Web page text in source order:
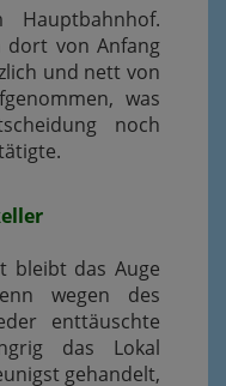
Hauptbahnhof.
dort von Anfang
und nett von
was
noch
bleibt das Auge
wegen des
enttäuschte
das Lokal
gehandelt,